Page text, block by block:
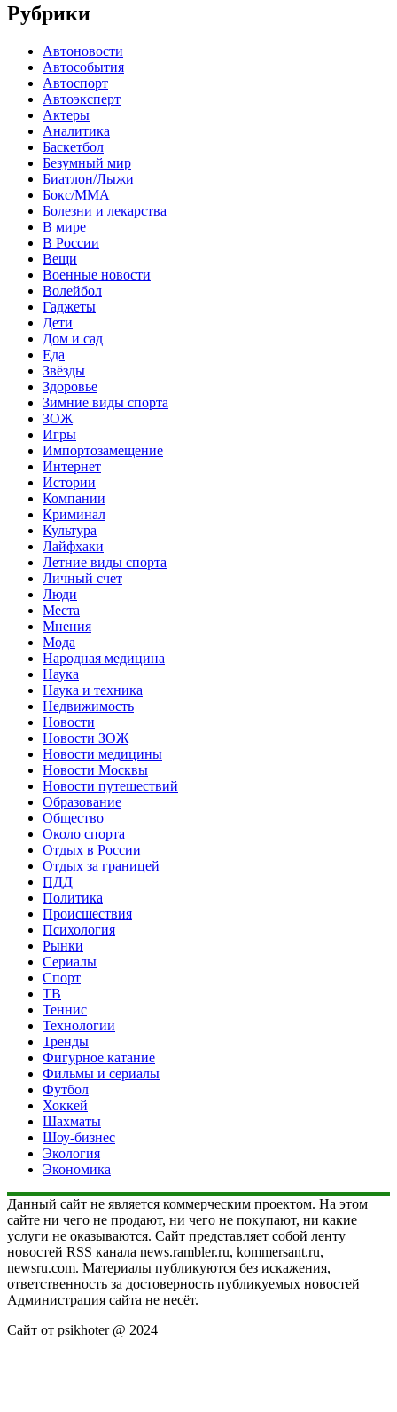
Рубрики
Автоновости
Автособытия
Автоспорт
Автоэксперт
Актеры
Аналитика
Баскетбол
Безумный мир
Биатлон/Лыжи
Бокс/MMA
Болезни и лекарства
В мире
В России
Вещи
Военные новости
Волейбол
Гаджеты
Дети
Дом и сад
Еда
Звёзды
Здоровье
Зимние виды спорта
ЗОЖ
Игры
Импортозамещение
Интернет
Истории
Компании
Криминал
Культура
Лайфхаки
Летние виды спорта
Личный счет
Люди
Места
Мнения
Мода
Народная медицина
Наука
Наука и техника
Недвижимость
Новости
Новости ЗОЖ
Новости медицины
Новости Москвы
Новости путешествий
Образование
Общество
Около спорта
Отдых в России
Отдых за границей
ПДД
Политика
Происшествия
Психология
Рынки
Сериалы
Спорт
ТВ
Теннис
Технологии
Тренды
Фигурное катание
Фильмы и сериалы
Футбол
Хоккей
Шахматы
Шоу-бизнес
Экология
Экономика
Данный сайт не является коммерческим проектом. На этом
сайте ни чего не продают, ни чего не покупают, ни какие
услуги не оказываются. Сайт представляет собой ленту
новостей RSS канала news.rambler.ru, kommersant.ru,
newsru.com. Материалы публикуются без искажения,
ответственность за достоверность публикуемых новостей
Администрация сайта не несёт.
Сайт от psikhoter @ 2024